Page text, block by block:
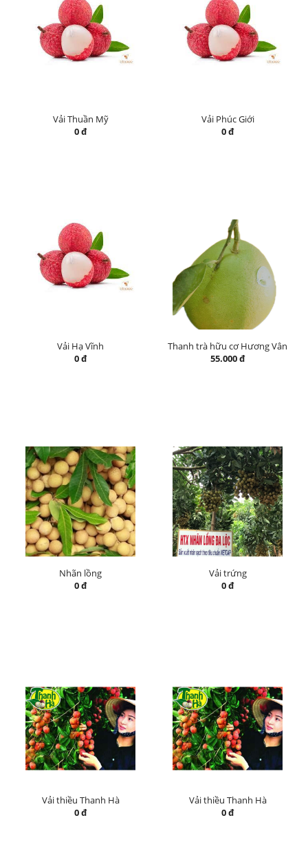
Vải Thuần Mỹ
0 đ
Vải Phúc Giới
0 đ
Vải Hạ Vĩnh
0 đ
Thanh trà hữu cơ Hương Vân
55.000 đ
Nhãn lồng
0 đ
Vải trứng
0 đ
Vải thiều Thanh Hà
0 đ
Vải thiều Thanh Hà
0 đ